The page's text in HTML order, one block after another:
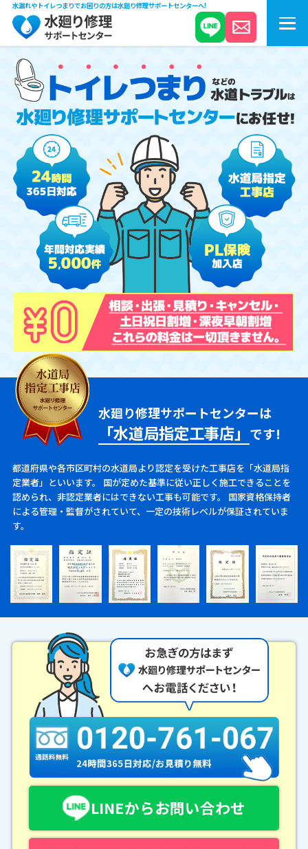
水漏れやトイレつまりでお困りの方は水廻り修理サポートセンターへ!
水廻り修理サポートセンターは
「水道局指定工事店」 です!
都道府県や各市区町村の水道局より認定を受けた工事店を「水道局指
定業者」といいます。
国が定めた基準に従い正しく施工できることを
認められ、非認定業者にはできない工事も可能です。
国家資格保持者
による管理・監督がされていて、一定の技術レベルが保証されていま
す。
LINEからお問い合わせ